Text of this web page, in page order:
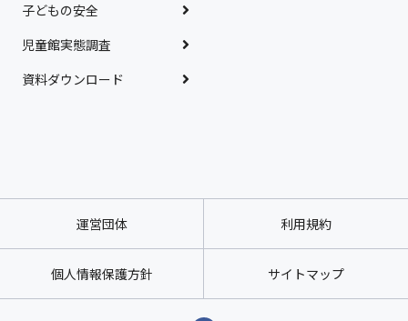
子どもの安全
児童館実態調査
資料ダウンロード
運営団体 利用規約
個人情報保護方針 サイトマップ